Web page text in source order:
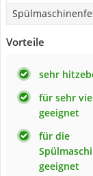
Vorteile
sehr
für sehr
geeignet
für die
geeignet